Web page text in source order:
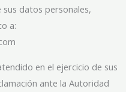
datos personales,
a:
en el ejercicio de sus
ante la Autoridad